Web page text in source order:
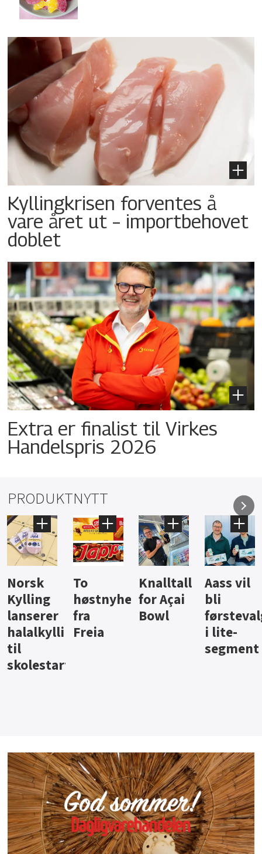
Kyllingkrisen forventes å
vare året ut – importbehovet
doblet
Extra er finalist til Virkes
Handelspris 2026
PRODUKTNYTT
Knalltall
for Açai
Bowl
Aass vil
bli
førstevalg
i lite-
Brus og
jus fra
Berentsen